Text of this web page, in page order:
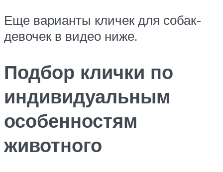
Еще варианты кличек для собак-
девочек в видео ниже.
Подбор клички по
индивидуальным
особенностям
животного